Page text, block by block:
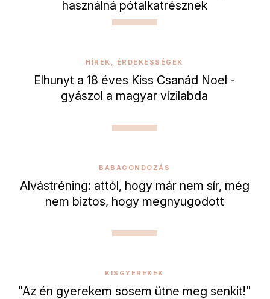
használná pótalkatrésznek
HÍREK, ÉRDEKESSÉGEK
Elhunyt a 18 éves Kiss Csanád Noel -
gyászol a magyar vízilabda
BABAGONDOZÁS
Alvástréning: attól, hogy már nem sír, még
nem biztos, hogy megnyugodott
KISGYEREKEK
"Az én gyerekem sosem ütne meg senkit!"